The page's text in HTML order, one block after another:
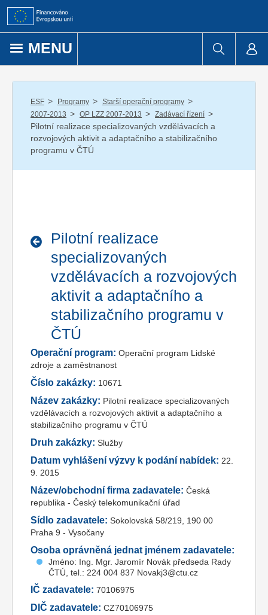
Přejít k obsahu
MENU
ESF / Programy / Starší operační programy /
2007-2013 / OP LZZ 2007-2013 / Zadávací řízení /
Pilotní realizace specializovaných vzdělávacích a
rozvojových aktivit a adaptačního a stabilizačního
programu v ČTÚ
Pilotní realizace
specializovaných
vzdělávacích a rozvojových
aktivit a adaptačního a
stabilizačního programu v
ČTÚ
Operační program: Operační program Lidské
zdroje a zaměstnanost
Číslo zakázky: 10671
Název zakázky: Pilotní realizace specializovaných
vzdělávacích a rozvojových aktivit a adaptačního a
stabilizačního programu v ČTÚ
Druh zakázky: Služby
Datum vyhlášení výzvy k podání nabídek: 22.
9. 2015
Název/obchodní firma zadavatele: Česká
republika - Český telekomunikační úřad
Sídlo zadavatele: Sokolovská 58/219, 190 00
Praha 9 - Vysočany
Osoba oprávněná jednat jménem zadavatele:
Jméno: Ing. Mgr. Jaromír Novák předseda Rady
ČTÚ, tel.: 224 004 837 Novakj3@ctu.cz
IČ zadavatele: 70106975
DIČ zadavatele: CZ70106975